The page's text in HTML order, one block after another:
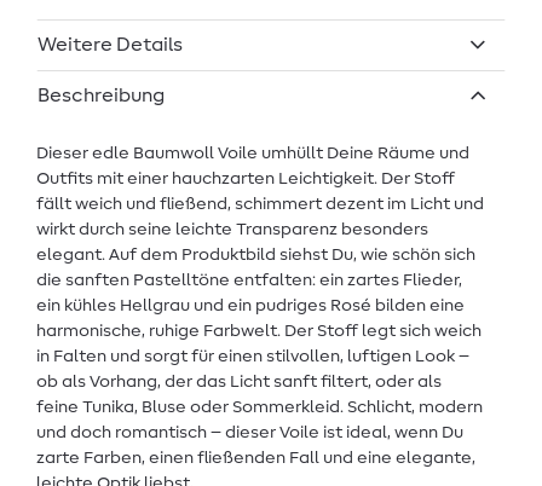
Weitere Details
Beschreibung
Dieser edle Baumwoll Voile umhüllt Deine Räume und
Outfits mit einer hauchzarten Leichtigkeit. Der Stoff
fällt weich und fließend, schimmert dezent im Licht und
wirkt durch seine leichte Transparenz besonders
elegant. Auf dem Produktbild siehst Du, wie schön sich
die sanften Pastelltöne entfalten: ein zartes Flieder,
ein kühles Hellgrau und ein pudriges Rosé bilden eine
harmonische, ruhige Farbwelt. Der Stoff legt sich weich
in Falten und sorgt für einen stilvollen, luftigen Look –
ob als Vorhang, der das Licht sanft filtert, oder als
feine Tunika, Bluse oder Sommerkleid. Schlicht, modern
und doch romantisch – dieser Voile ist ideal, wenn Du
zarte Farben, einen fließenden Fall und eine elegante,